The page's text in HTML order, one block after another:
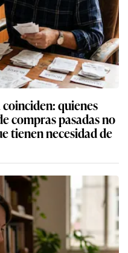
quienes
compras pasadas no
tienen necesidad de